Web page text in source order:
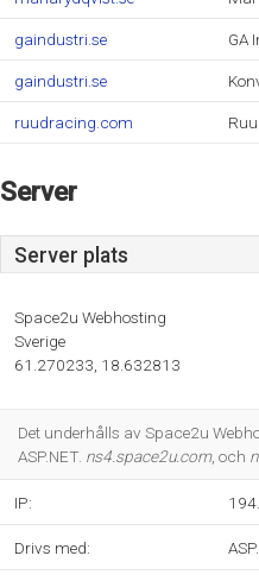
gaindustri.se GA
gaindustri.se
ruudracing.com
Server
Server plats
Space2u Webhosting
Sverige
61.270233, 18.632813
Det underhålls av Space2u
ASP.NET. ns4.space2u.com, och
IP:
Drivs med: